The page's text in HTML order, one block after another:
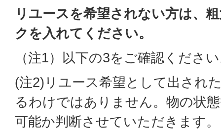
リユースを希望されない方は、
クを入れてください。
（注1）以下の3をご確認くださ
(注2)リユース希望として出され
るわけではありません。物の状
可能か判断させていただきます。